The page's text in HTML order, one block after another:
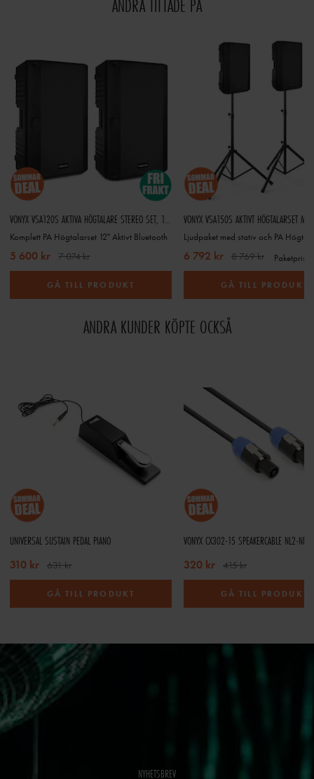
ANDRA TITTADE PÅ
VONYX VSA120S AKTIVA HÖGTALARE STEREO SET, 12”
Komplett PA Högtalarset 12" Aktivt Bluetooth
5 600 kr 7 074 kr
GÅ TILL PRODUKT
6 792 kr 8 769 kr Paketpris
GÅ TILL PRODUKT
ANDRA KUNDER KÖPTE OCKSÅ
UNIVERSAL SUSTAIN PEDAL PIANO
310 kr
631 kr
GÅ TILL PRODUKT
VONYX CX302-15 SPEAKERCABLE NL2-
320 kr
415 kr
GÅ TILL PRODUKT
NYHETSBREV